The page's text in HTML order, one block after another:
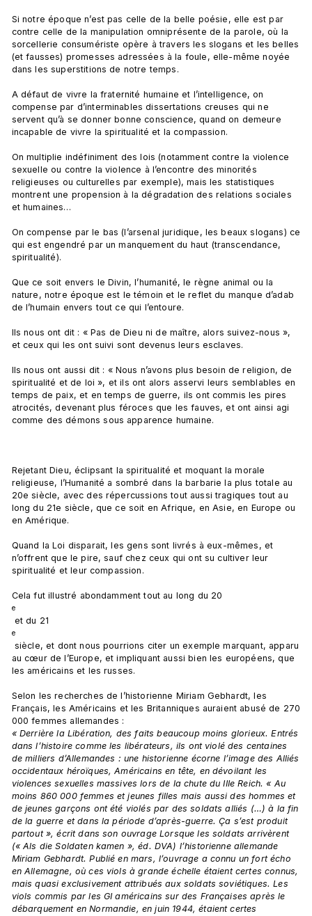
Si notre époque n’est pas celle de la belle poésie, elle est par
contre celle de la manipulation omniprésente de la parole, où la
sorcellerie consumériste opère à travers les slogans et les belles
(et fausses) promesses adressées à la foule, elle-même noyée
dans les superstitions de notre temps.
A défaut de vivre la fraternité humaine et l’intelligence, on
compense par d’interminables dissertations creuses qui ne
servent qu’à se donner bonne conscience, quand on demeure
incapable de vivre la spiritualité et la compassion.
On multiplie indéfiniment des lois (notamment contre la violence
sexuelle ou contre la violence à l’encontre des minorités
religieuses ou culturelles par exemple), mais les statistiques
montrent une propension à la dégradation des relations sociales
et humaines…
On compense par le bas (l’arsenal juridique, les beaux slogans) ce
qui est engendré par un manquement du haut (transcendance,
spiritualité).
Que ce soit envers le Divin, l’humanité, le règne animal ou la
nature, notre époque est le témoin et le reflet du manque d’adab
de l’humain envers tout ce qui l’entoure.
Ils nous ont dit : « Pas de Dieu ni de maître, alors suivez-nous »,
et ceux qui les ont suivi sont devenus leurs esclaves.
Ils nous ont aussi dit : « Nous n’avons plus besoin de religion, de
spiritualité et de loi », et ils ont alors asservi leurs semblables en
temps de paix, et en temps de guerre, ils ont commis les pires
atrocités, devenant plus féroces que les fauves, et ont ainsi agi
comme des démons sous apparence humaine.
Rejetant Dieu, éclipsant la spiritualité et moquant la morale
religieuse, l’Humanité a sombré dans la barbarie la plus totale au
20e siècle, avec des répercussions tout aussi tragiques tout au
long du 21e siècle, que ce soit en Afrique, en Asie, en Europe ou
en Amérique.
Quand la Loi disparait, les gens sont livrés à eux-mêmes, et
n’offrent que le pire, sauf chez ceux qui ont su cultiver leur
spiritualité et leur compassion.
Cela fut illustré abondamment tout au long du 20
e
et du 21
e
siècle, et dont nous pourrions citer un exemple marquant, apparu
au cœur de l’Europe, et impliquant aussi bien les européens, que
les américains et les russes.
Selon les recherches de l’historienne Miriam Gebhardt, les
Français, les Américains et les Britanniques auraient abusé de 270
000 femmes allemandes :
« Derrière la Libération, des faits beaucoup moins glorieux. Entrés
dans l’histoire comme les libérateurs, ils ont violé des centaines
de milliers d’Allemandes : une historienne écorne l’image des Alliés
occidentaux héroïques, Américains en tête, en dévoilant les
violences sexuelles massives lors de la chute du IIIe Reich. « Au
moins 860 000 femmes et jeunes filles mais aussi des hommes et
de jeunes garçons ont été violés par des soldats alliés (…) à la fin
de la guerre et dans la période d’après-guerre. Ça s’est produit
partout », écrit dans son ouvrage Lorsque les soldats arrivèrent
(« Als die Soldaten kamen », éd. DVA) l’historienne allemande
Miriam Gebhardt. Publié en mars, l’ouvrage a connu un fort écho
en Allemagne, où ces viols à grande échelle étaient certes connus,
mais quasi exclusivement attribués aux soldats soviétiques. Les
viols commis par les GI américains sur des Françaises après le
débarquement en Normandie, en juin 1944, étaient certes